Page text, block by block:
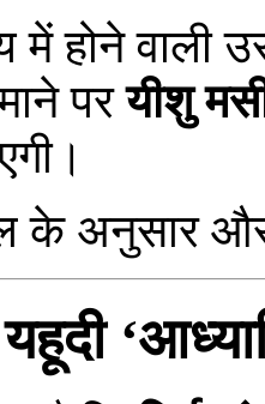
में होने
परयीशु
के अनुसार